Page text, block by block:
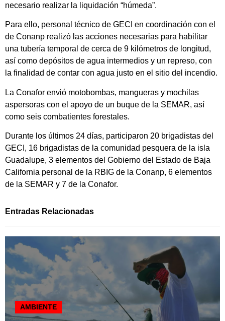
necesario realizar la liquidación “húmeda”.
Para ello, personal técnico de GECI en coordinación con el
de Conanp realizó las acciones necesarias para habilitar
una tubería temporal de cerca de 9 kilómetros de longitud,
así como depósitos de agua intermedios y un represo, con
la finalidad de contar con agua justo en el sitio del incendio.
La Conafor envió motobombas, mangueras y mochilas
aspersoras con el apoyo de un buque de la SEMAR, así
como seis combatientes forestales.
Durante los últimos 24 días, participaron 20 brigadistas del
GECI, 16 brigadistas de la comunidad pesquera de la isla
Guadalupe, 3 elementos del Gobierno del Estado de Baja
California personal de la RBIG de la Conanp, 6 elementos
de la SEMAR y 7 de la Conafor.
Entradas Relacionadas
AMBIENTE